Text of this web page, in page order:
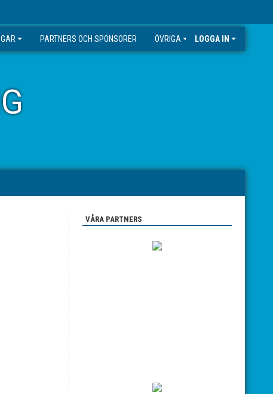
PARTNERS OCH SPONSORER ÖVRIGA LOGGA IN
VÅRA PARTNERS